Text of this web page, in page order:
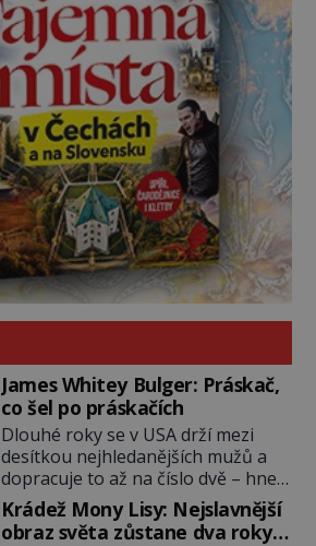
James Whitey Bulger: Práskač,
co šel po práskačích
Dlouhé roky se v USA drží mezi
desítkou nejhledanějších mužů a
dopracuje to až na číslo dvě – hned
po Usámovi bin Ládinovi (1957–
2011). To je James „Whitey“ Bulger
Krádež Mony Lisy: Nejslavnější
obraz světa zůstane dva roky